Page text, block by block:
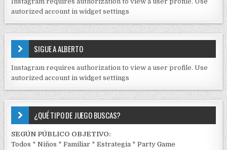
D
S
E
J
C
K
autorized account in widget settings
SIGUE A ALBERTO
Instagram requires authorization to view a user profile. Use
autorized account in widget settings
¿QUÉ TIPO DE JUEGO BUSCAS?
SEGÚN PÚBLICO OBJETIVO:
Todos *Niños *Familiar *Estrategia *Party Game